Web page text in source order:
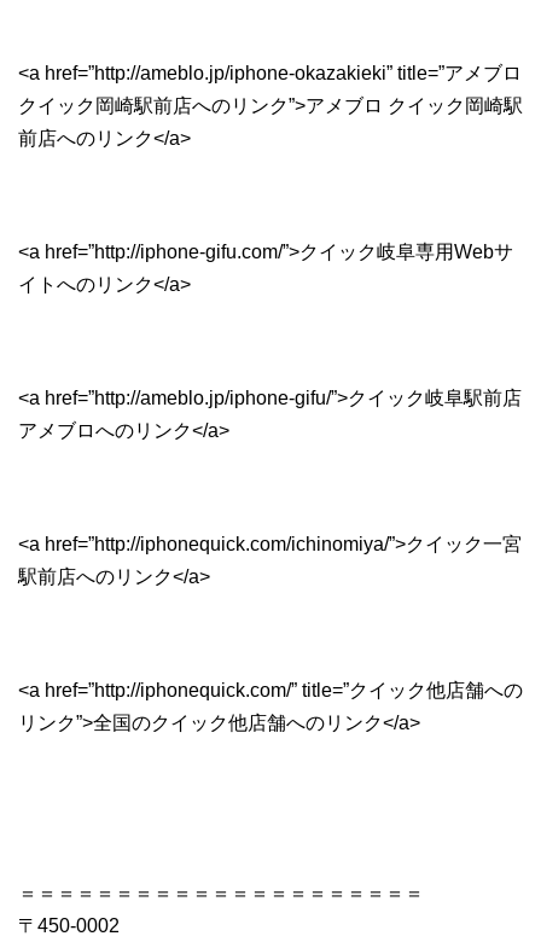
<a href=”http://ameblo.jp/iphone-okazakieki” title=”アメブロ
クイック岡崎駅前店へのリンク”>アメブロ クイック岡崎駅
前店へのリンク</a>
<a href=”http://iphone-gifu.com/”>クイック岐阜専用Webサ
イトへのリンク</a>
<a href=”http://ameblo.jp/iphone-gifu/”>クイック岐阜駅前店
アメブロへのリンク</a>
<a href=”http://iphonequick.com/ichinomiya/”>クイック一宮
駅前店へのリンク</a>
<a href=”http://iphonequick.com/” title=”クイック他店舗への
リンク”>全国のクイック他店舗へのリンク</a>
＝＝＝＝＝＝＝＝＝＝＝＝＝＝＝＝＝＝＝＝＝
〒450-0002